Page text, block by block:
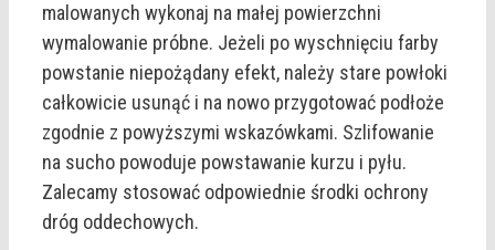
malowanych wykonaj na małej powierzchni
wymalowanie próbne. Jeżeli po wyschnięciu farby
powstanie niepożądany efekt, należy stare powłoki
całkowicie usunąć i na nowo przygotować podłoże
zgodnie z powyższymi wskazówkami. Szlifowanie
na sucho powoduje powstawanie kurzu i pyłu.
Zalecamy stosować odpowiednie środki ochrony
dróg oddechowych.